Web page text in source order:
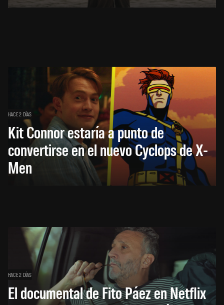
HACE 2 DÍAS
Kit Connor estaría a punto de
convertirse en el nuevo Cyclops de X-
Men
HACE 2 DÍAS
El documental de Fito Páez en Netflix